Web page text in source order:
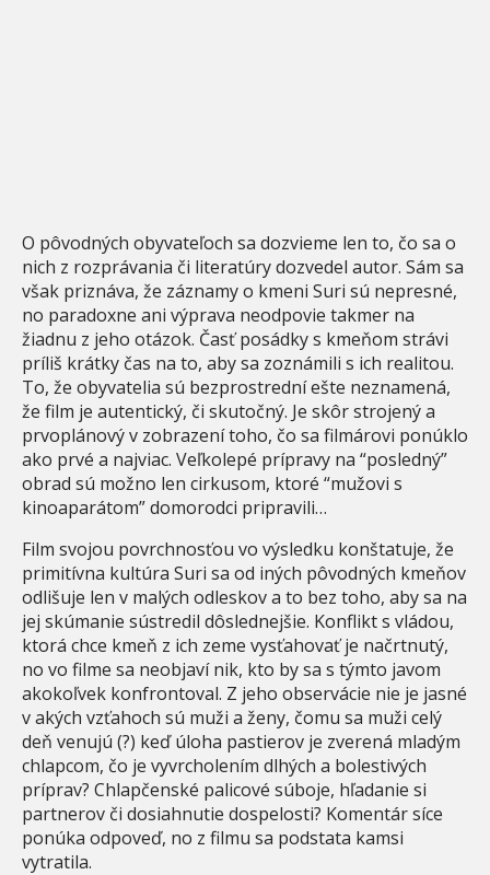
O pôvodných obyvateľoch sa dozvieme len to, čo sa o
nich z rozprávania či literatúry dozvedel autor. Sám sa
však priznáva, že záznamy o kmeni Suri sú nepresné,
no paradoxne ani výprava neodpovie takmer na
žiadnu z jeho otázok. Časť posádky s kmeňom strávi
príliš krátky čas na to, aby sa zoznámili s ich realitou.
To, že obyvatelia sú bezprostrední ešte neznamená,
že film je autentický, či skutočný. Je skôr strojený a
prvoplánový v zobrazení toho, čo sa filmárovi ponúklo
ako prvé a najviac. Veľkolepé prípravy na “posledný”
obrad sú možno len cirkusom, ktoré “mužovi s
kinoaparátom” domorodci pripravili…
Film svojou povrchnosťou vo výsledku konštatuje, že
primitívna kultúra Suri sa od iných pôvodných kmeňov
odlišuje len v malých odleskov a to bez toho, aby sa na
jej skúmanie sústredil dôslednejšie. Konflikt s vládou,
ktorá chce kmeň z ich zeme vysťahovať je načrtnutý,
no vo filme sa neobjaví nik, kto by sa s týmto javom
akokoľvek konfrontoval. Z jeho observácie nie je jasné
v akých vzťahoch sú muži a ženy, čomu sa muži celý
deň venujú (?) keď úloha pastierov je zverená mladým
chlapcom, čo je vyvrcholením dlhých a bolestivých
príprav? Chlapčenské palicové súboje, hľadanie si
partnerov či dosiahnutie dospelosti? Komentár síce
ponúka odpoveď, no z filmu sa podstata kamsi
vytratila.